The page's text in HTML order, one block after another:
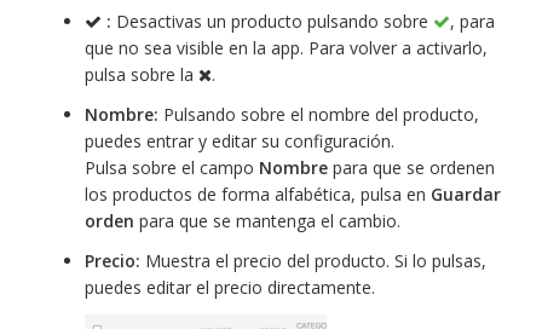
: Desactivas un producto pulsando sobre
, para
que no sea visible en la app. Para volver a activarlo,
pulsa sobre la
.
Nombre: Pulsando sobre el nombre del producto,
puedes entrar y editar su configuración.
Pulsa sobre el campo Nombre para que se ordenen
los productos de forma alfabética, pulsa en Guardar
orden para que se mantenga el cambio.
Precio: Muestra el precio del producto. Si lo pulsas,
puedes editar el precio directamente.